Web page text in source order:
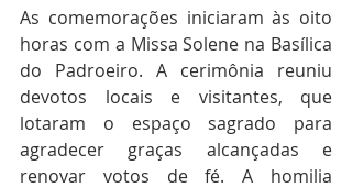
As comemorações iniciaram às oito
horas com a Missa Solene na Basílica
do Padroeiro. A cerimônia reuniu
devotos locais e visitantes, que
lotaram o espaço sagrado para
agradecer graças alcançadas e
renovar votos de fé. A homilia